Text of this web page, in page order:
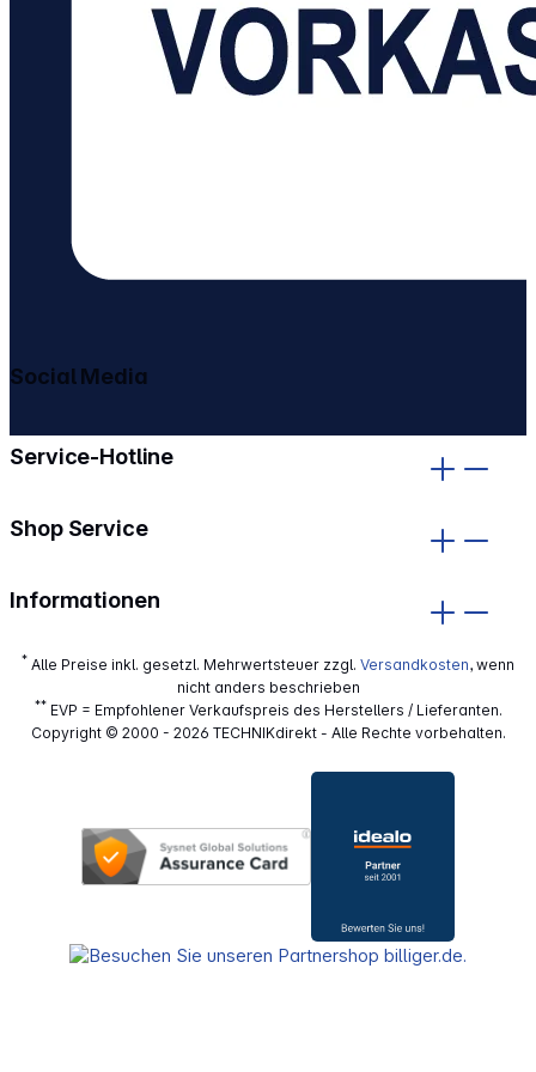
Service-Hotline
Shop Service
Informationen
Social Media
* Alle Preise inkl. gesetzl. Mehrwertsteuer zzgl. Versandkosten, wenn
nicht anders beschrieben
**EVP = Empfohlener Verkaufspreis des Herstellers / Lieferanten.
Copyright © 2000 - 2026 TECHNIKdirekt - Alle Rechte vorbehalten.